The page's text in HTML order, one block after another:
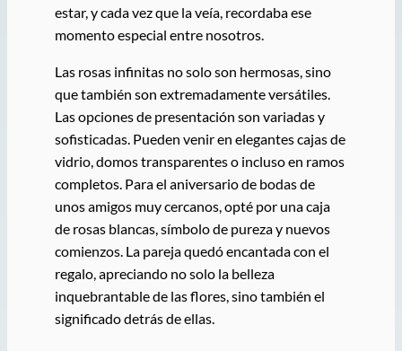
estar, y cada vez que la veía, recordaba ese
momento especial entre nosotros.
Las rosas infinitas no solo son hermosas, sino
que también son extremadamente versátiles.
Las opciones de presentación son variadas y
sofisticadas. Pueden venir en elegantes cajas de
vidrio, domos transparentes o incluso en ramos
completos. Para el aniversario de bodas de
unos amigos muy cercanos, opté por una caja
de rosas blancas, símbolo de pureza y nuevos
comienzos. La pareja quedó encantada con el
regalo, apreciando no solo la belleza
inquebrantable de las flores, sino también el
significado detrás de ellas.